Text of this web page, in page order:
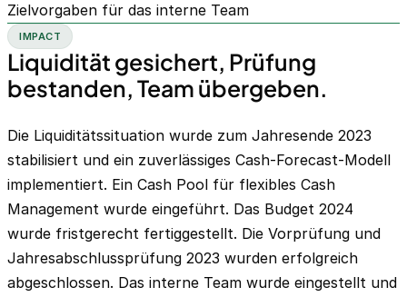
Zielvorgaben für das interne Team
IMPACT
Liquidität gesichert, Prüfung
bestanden, Team übergeben.
Die Liquiditätssituation wurde zum Jahresende 2023
stabilisiert und ein zuverlässiges Cash-Forecast-Modell
implementiert. Ein Cash Pool für flexibles Cash
Management wurde eingeführt. Das Budget 2024
wurde fristgerecht fertiggestellt. Die Vorprüfung und
Jahresabschlussprüfung 2023 wurden erfolgreich
abgeschlossen. Das interne Team wurde eingestellt und